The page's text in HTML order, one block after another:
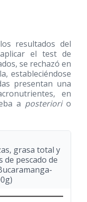
resultados del
el test de
se rechazó en
estableciéndose
presentan una
en
a posteriorio
grasa total y
de pescado de